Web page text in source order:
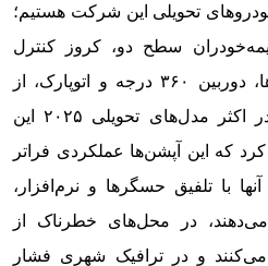
تحویلی این شرکت هستیم؛
نیمه‌خودران سطح دو، کروز کنترل
تطبیقی، رادار تشخیص تابلوها، دوربین ۳۶۰ درجه و اتوپارک، از
جمله آپشن‌هایی هستند که در اکثر مدل‌های تحویلی ۲۰۲۵ این
که این آپشن‌ها عملکردی فراتر
با تلفیق حسگرها و نرم‌افزار،
در محل‌های خطرناک از
و در ترافیک شهری فشار